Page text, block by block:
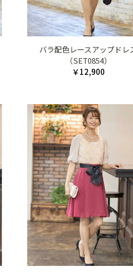
バラ配色レースアップドレ
（SET0854）
￥12,900